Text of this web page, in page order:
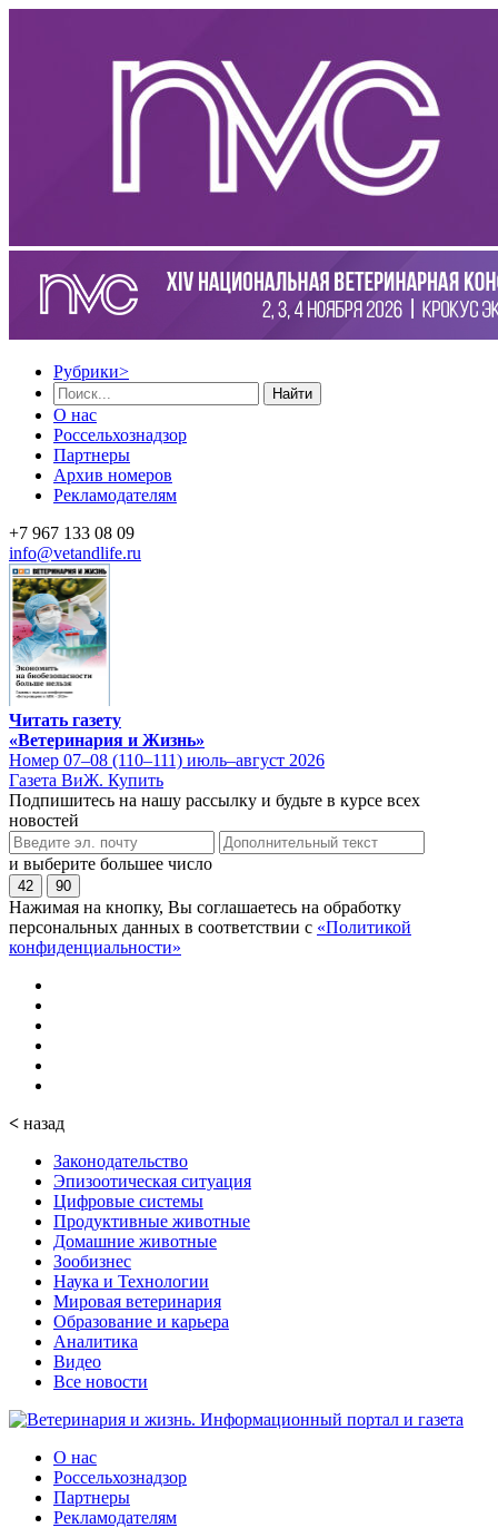
Рубрики>
Найти
О нас
Россельхознадзор
Партнеры
Архив номеров
Рекламодателям
+7 967 133 08 09
info@vetandlife.ru
Читать газету
«Ветеринария и Жизнь»
Номер 07–08 (110–111) июль–август 2026
Газета ВиЖ. Купить
Подпишитесь на нашу рассылку и будьте в курсе всех
новостей
и выберите большее число
42 90
Нажимая на кнопку, Вы соглашаетесь на обработку
персональных данных в соответствии с «Политикой
конфиденциальности»
< назад
Законодательство
Эпизоотическая ситуация
Цифровые системы
Продуктивные животные
Домашние животные
Зообизнес
Наука и Технологии
Мировая ветеринария
Образование и карьера
Аналитика
Видео
Все новости
О нас
Россельхознадзор
Партнеры
Рекламодателям